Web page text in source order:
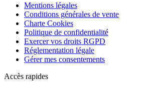
Mentions légales
Conditions générales de vente
Charte Cookies
Politique de confidentialité
Exercer vos droits RGPD
Réglementation légale
Gérer mes consentements
Accès rapides